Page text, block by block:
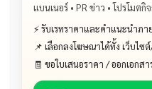
แบนเนอร์ • PR ข่าว • โปรโมตกิ
⚡ รับเรทราคาและคำแนะนำภา
📌 เลือกลงโฆษณาได้ทั้ง เว็บไซ
🧾 ขอใบเสนอราคา / ออกเอกสา